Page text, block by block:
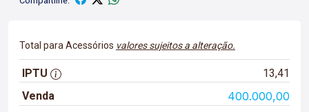
Total para Acessórios valores sujeitos a alteração.
IPTU
13,41
Venda
400.000,00